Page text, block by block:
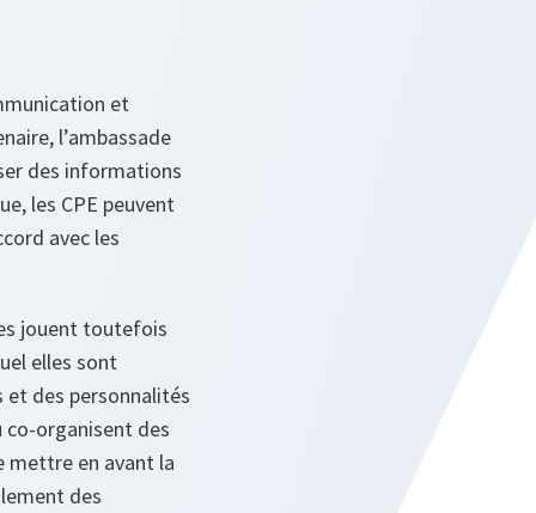
et
l’ambassade
des informations
les CPE peuvent
avec les
jouent toutefois
elles sont
des personnalités
co-organisent des
mettre en avant la
des